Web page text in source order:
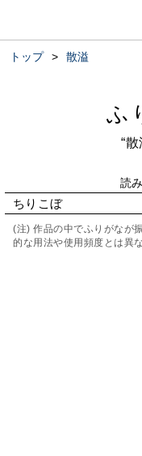
トップ > 散溢
ふ
“
読
ちりこぼ
(注) 作品の中でふりがなが
的な用法や使用頻度とは異